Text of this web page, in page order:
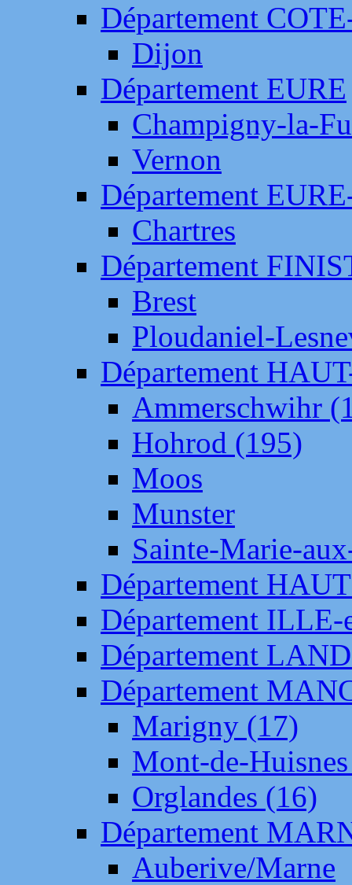
Département
Dijon
Département EURE
Champigny-la-
Vernon
Département
Chartres
Département
Brest
Ploudaniel-
Département
Ammerschwihr
Hohrod (195)
Moos
Munster
Sainte-Marie-
Département
Département
Département
Département
Marigny (17)
Mont-de-
Orglandes (16)
Département
Auberive/Marne